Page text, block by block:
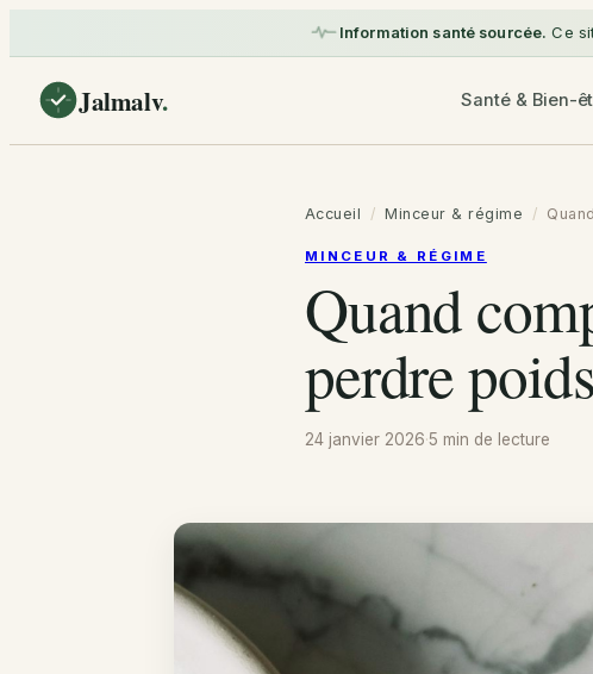
Information santé sourcée. Ce
Jalmalv. Santé & Bien-
Accueil / Minceur & régime /
MINCEUR & RÉGIME
Quand
perdre
24 janvier 2026·5 min de lecture